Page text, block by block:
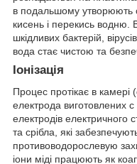
в подальшому утворюють
кисень і перекись водню.
шкідливих бактерій,
вода стає чистою та
Іонізація
Процес протікає в камері
електрода виготовлених
електродів електричного
та срібла, які
противоводорослевую
іони міді працюють як